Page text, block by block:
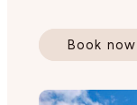
Book now